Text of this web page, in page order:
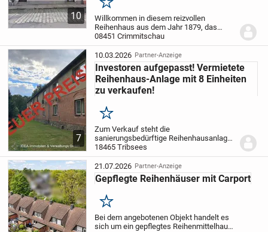
10
Merken
Willkommen in diesem reizvollen
Reihenhaus aus dem Jahr 1879, das
zwischen 1995 und 2020 umfangreiche
Sanierungs- und
Modernisierungsmaßnahmen erfahren
hat. Mit einer Wohnfläche von ca. 183 m²
bietet...
08451 Crimmitschau
7
10.03.2026 Partner-Anzeige
Investoren aufgepasst! Vermietete
Reihenhaus-Anlage mit 8 Einheiten
zu verkaufen!
Merken
Zum Verkauf steht die
sanierungsbedürftige Reihenhausanlage.
Jedes Reihenhaus wird eigenständig
bewirtschaftet und kann separat nach
Sanierung veräußert werden. Aufgrund
der Verkaufsabsichten wird von...
18465 Tribsees
21.07.2026 Partner-Anzeige
Gepflegte Reihenhäuser mit Carport
Merken
Bei dem angebotenen Objekt handelt es
sich um ein gepflegtes Reihenmittelhaus